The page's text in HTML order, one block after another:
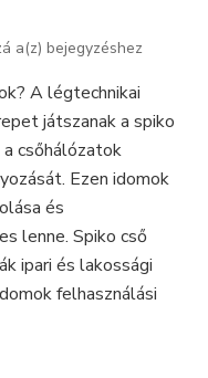
a(z) Spiko
idomok
szerepe
légtechnikai
rendszerekben
bejegyzéshez
A légtechnikai
játszanak a spiko
csőhálózatok
Ezen idomok
és
lenne. Spiko cső
ipari és lakossági
felhasználási